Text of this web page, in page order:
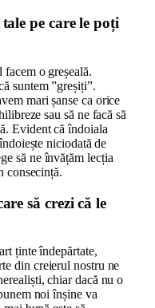
pe care le poți
o greșeală.
suntem ”greșiți”.
mari șanse ca orice
sau să ne facă să
Evident că îndoiala
niciodată de
să ne învățăm lecția
consecință.
să crezi că le
ținte îndepărtate,
din creierul nostru ne
chiar dacă nu o
noi înșine va